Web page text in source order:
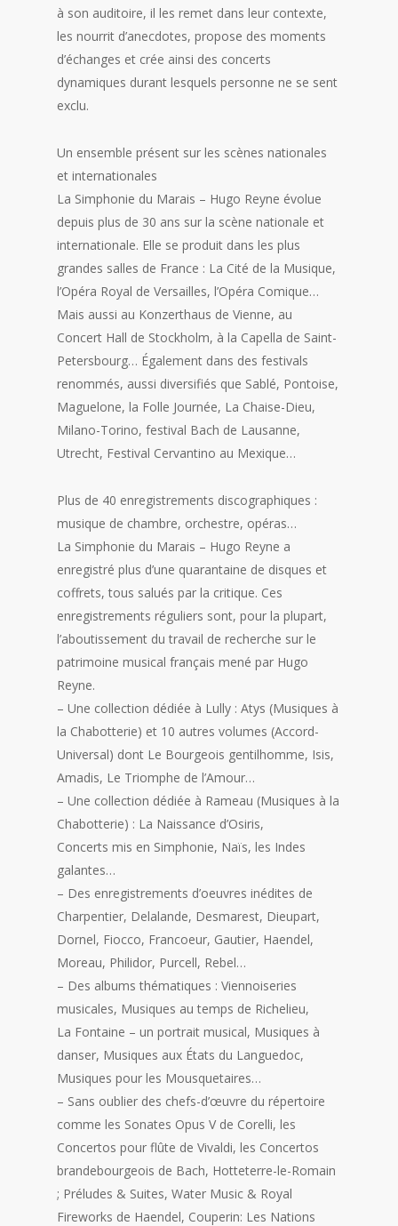
à son auditoire, il les remet dans leur contexte,
les nourrit d’anecdotes, propose des moments
d’échanges et crée ainsi des concerts
dynamiques durant lesquels personne ne se sent
exclu.
Un ensemble présent sur les scènes nationales
et internationales
La Simphonie du Marais – Hugo Reyne évolue
depuis plus de 30 ans sur la scène nationale et
internationale. Elle se produit dans les plus
grandes salles de France : La Cité de la Musique,
l’Opéra Royal de Versailles, l’Opéra Comique…
Mais aussi au Konzerthaus de Vienne, au
Concert Hall de Stockholm, à la Capella de Saint-
Petersbourg… Également dans des festivals
renommés, aussi diversifiés que Sablé, Pontoise,
Maguelone, la Folle Journée, La Chaise-Dieu,
Milano-Torino, festival Bach de Lausanne,
Utrecht, Festival Cervantino au Mexique…
Plus de 40 enregistrements discographiques :
musique de chambre, orchestre, opéras…
La Simphonie du Marais – Hugo Reyne a
enregistré plus d’une quarantaine de disques et
coffrets, tous salués par la critique. Ces
enregistrements réguliers sont, pour la plupart,
l’aboutissement du travail de recherche sur le
patrimoine musical français mené par Hugo
Reyne.
– Une collection dédiée à Lully : Atys (Musiques à
la Chabotterie) et 10 autres volumes (Accord-
Universal) dont Le Bourgeois gentilhomme, Isis,
Amadis, Le Triomphe de l’Amour…
– Une collection dédiée à Rameau (Musiques à la
Chabotterie) : La Naissance d’Osiris,
Concerts mis en Simphonie, Naïs, les Indes
galantes…
– Des enregistrements d’oeuvres inédites de
Charpentier, Delalande, Desmarest, Dieupart,
Dornel, Fiocco, Francoeur, Gautier, Haendel,
Moreau, Philidor, Purcell, Rebel…
– Des albums thématiques : Viennoiseries
musicales, Musiques au temps de Richelieu,
La Fontaine – un portrait musical, Musiques à
danser, Musiques aux États du Languedoc,
Musiques pour les Mousquetaires…
– Sans oublier des chefs-d’œuvre du répertoire
comme les Sonates Opus V de Corelli, les
Concertos pour flûte de Vivaldi, les Concertos
brandebourgeois de Bach, Hotteterre-le-Romain
; Préludes & Suites, Water Music & Royal
Fireworks de Haendel, Couperin: Les Nations